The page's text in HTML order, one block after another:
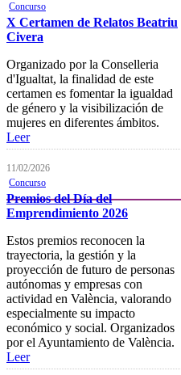
Concurso
X Certamen de Relatos Beatriu
Civera
Organizado por la Conselleria
d'Igualtat, la finalidad de este
certamen es fomentar la igualdad
de género y la visibilización de
mujeres en diferentes ámbitos.
Leer
11/02/2026
Concurso
Premios del Día del
Emprendimiento 2026
Estos premios reconocen la
trayectoria, la gestión y la
proyección de futuro de personas
autónomas y empresas con
actividad en València, valorando
especialmente su impacto
económico y social. Organizados
por el Ayuntamiento de València.
Leer